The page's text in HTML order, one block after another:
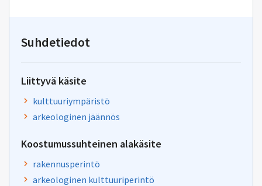
Suhdetiedot
Liittyvä käsite
kulttuuriympäristö
arkeologinen jäännös
Koostumussuhteinen alakäsite
rakennusperintö
arkeologinen kulttuuriperintö